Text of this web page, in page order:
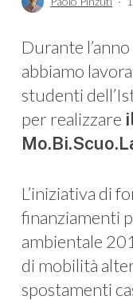
Durante
abbiamo
studenti
per realizzare
L’iniziativa di
finanziamenti
ambientale
di mobilità
spostamenti